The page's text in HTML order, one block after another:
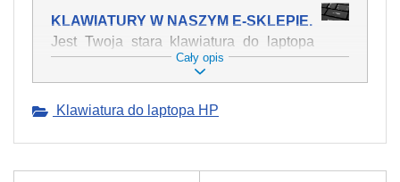
KLAWIATURY W NASZYM E-SKLEPIE.
Jest Twoja stara klawiatura do laptopa
HP Pavilion dv6-2140ey mechanicznie
uszkodzona, polałeś ją płynem, który
swojej pozycji? Kup nową klawiaturę,
Oferujemy oryginalne klawiatury w
Cały opis
Klawiatura do laptopa HP